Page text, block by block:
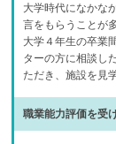
大学時代になかな
言をもらうことが
大学４年生の卒業
ターの方に相談し
ただき、施設を見
職業能力評価を受